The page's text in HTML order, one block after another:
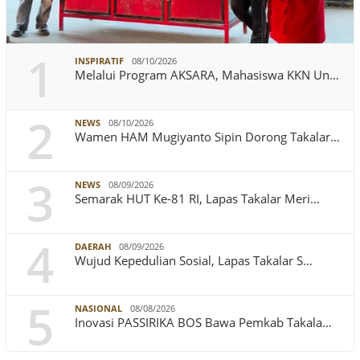
1 INSPIRATIF 08/10/2026
Melalui Program AKSARA, Mahasiswa KKN Un…
2 NEWS 08/10/2026
Wamen HAM Mugiyanto Sipin Dorong Takalar…
3 NEWS 08/09/2026
Semarak HUT Ke-81 RI, Lapas Takalar Meri…
4 DAERAH 08/09/2026
Wujud Kepedulian Sosial, Lapas Takalar S…
5 NASIONAL 08/08/2026
Inovasi PASSIRIKA BOS Bawa Pemkab Takala…